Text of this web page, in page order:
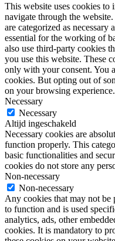
This website uses cookies
navigate through the
are categorized as necessary
essential for the working of
also use third-party cookies
you use this website. These
only with your consent. You
cookies. But opting out of
on your browsing experience.
Necessary
Necessary
Altijd ingeschakeld
Necessary cookies are
function properly. This
basic functionalities and
cookies do not store any
Non-necessary
Non-necessary
Any cookies that may not be
to function and is used
analytics, ads, other
cookies. It is mandatory to